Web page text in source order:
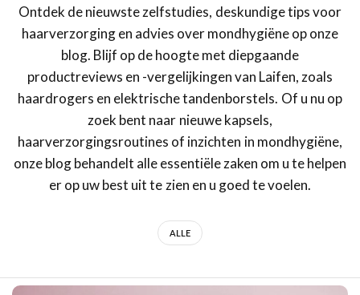
Ontdek de nieuwste zelfstudies, deskundige tips voor
haarverzorging en advies over mondhygiëne op onze
blog. Blijf op de hoogte met diepgaande
productreviews en -vergelijkingen van Laifen, zoals
haardrogers en elektrische tandenborstels. Of u nu op
zoek bent naar nieuwe kapsels,
haarverzorgingsroutines of inzichten in mondhygiëne,
onze blog behandelt alle essentiële zaken om u te helpen
er op uw best uit te zien en u goed te voelen.
ALLE